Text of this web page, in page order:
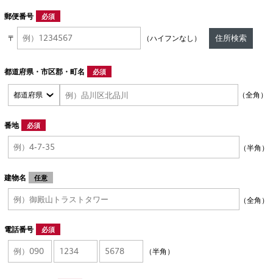
郵便番号 必須
〒 （ハイフンなし） 住所検索
都道府県・市区郡・町名 必須
（全角）
番地 必須
（半角）
建物名 任意
（全角）
電話番号 必須
（半角）